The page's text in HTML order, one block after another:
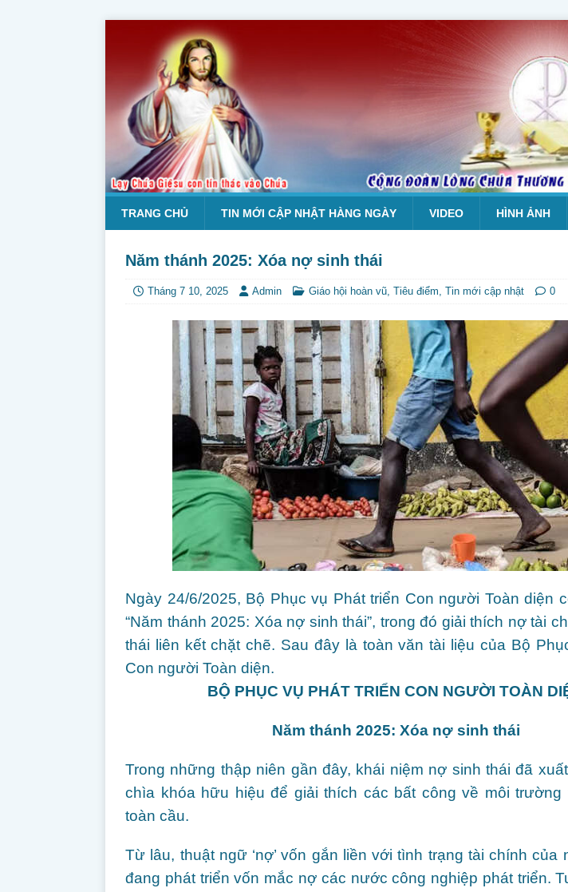
TRANG CHỦ TIN MỚI CẬP NHẬT HÀNG NGÀY VIDEO HÌNH ẢNH
Năm thánh 2025: Xóa nợ sinh thái
Tháng 7 10, 2025 Admin Giáo hội hoàn vũ, Tiêu điểm, Tin mới cập nhật 0
Ngày 24/6/2025, Bộ Phục vụ Phát triển Con người Toàn diện
“Năm thánh 2025: Xóa nợ sinh thái”, trong đó giải thích nợ tài
thái liên kết chặt chẽ. Sau đây là toàn văn tài liệu của Bộ
Con người Toàn diện.
BỘ PHỤC VỤ PHÁT TRIỂN CON NGƯỜI TOÀN
Năm thánh 2025: Xóa nợ sinh thái
Trong những thập niên gần đây, khái niệm nợ sinh thái đã
chìa khóa hữu hiệu để giải thích các bất công về môi trường
toàn cầu.
Từ lâu, thuật ngữ ‘nợ’ vốn gắn liền với tình trạng tài chính của
đang phát triển vốn mắc nợ các nước công nghiệp phát triển.